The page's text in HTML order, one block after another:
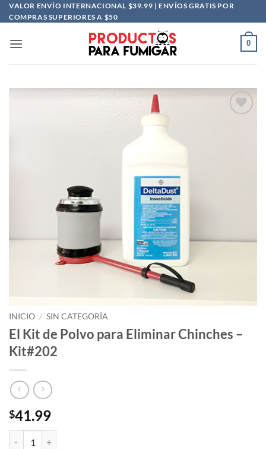
Saltar
al
VALOR ENVÍO INTERNACIONAL $39.99 | ENVÍOS GRATIS POR
COMPRAS SUPERIORES A $50
0
INICIO / SIN CATEGORÍA
El Kit de Polvo para Eliminar Chinches –
Kit#202
$41.99